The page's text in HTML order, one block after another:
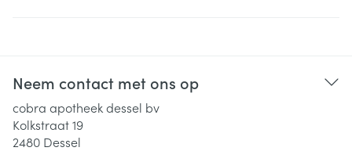
Neem contact met ons op
cobra apotheek dessel bv
Kolkstraat 19
2480 Dessel